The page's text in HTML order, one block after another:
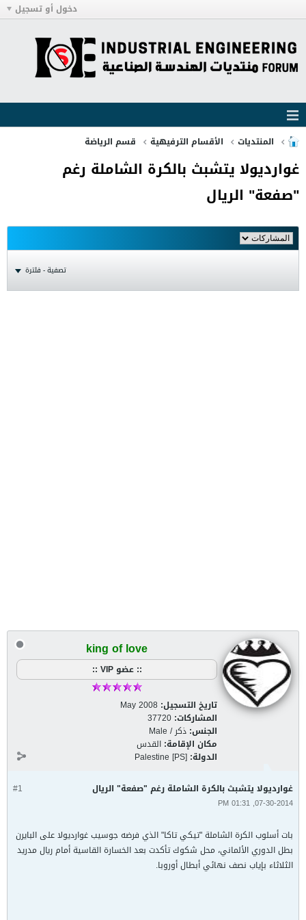
دخول أو تسجيل
المنتديات الأقسام الترفيهية قسم الرياضة
غوارديولا يتشبث بالكرة الشاملة رغم
"صفعة" الريال
تصفية - فلترة
king of love
:: عضو VIP ::
تاريخ التسجيل: May 2008
المشاركات: 37720
الجنس: ذكر / Male
مكان الإقامة: القدس
الدولة: Palestine [PS]
#1 غوارديولا يتشبث بالكرة الشاملة رغم "صفعة" الريال
07-30-2014, 01:31 PM
بات أسلوب الكرة الشاملة "تيكي تاكا" الذي فرضه جوسيب غوارديولا على البايرن
بطل الدوري الألماني، محل شكوك تأكدت بعد الخسارة القاسية أمام ريال مدريد
الثلاثاء بإياب نصف نهائي أبطال أوروبا.